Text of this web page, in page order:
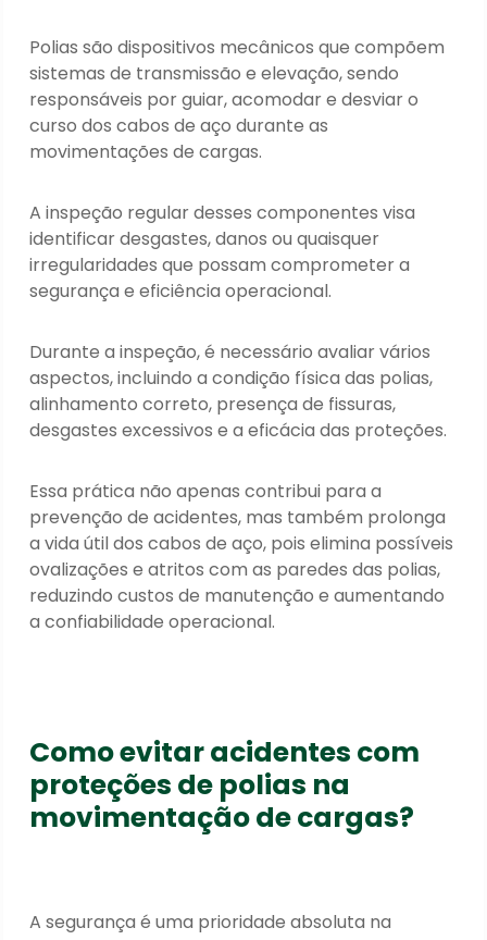
Polias são dispositivos mecânicos que compõem
sistemas de transmissão e elevação, sendo
responsáveis por guiar, acomodar e desviar o
curso dos cabos de aço durante as
movimentações de cargas.
A inspeção regular desses componentes visa
identificar desgastes, danos ou quaisquer
irregularidades que possam comprometer a
segurança e eficiência operacional.
Durante a inspeção, é necessário avaliar vários
aspectos, incluindo a condição física das polias,
alinhamento correto, presença de fissuras,
desgastes excessivos e a eficácia das proteções.
Essa prática não apenas contribui para a
prevenção de acidentes, mas também prolonga
a vida útil dos cabos de aço, pois elimina possíveis
ovalizações e atritos com as paredes das polias,
reduzindo custos de manutenção e aumentando
a confiabilidade operacional.
Como evitar acidentes com
proteções de polias na
movimentação de cargas?
A segurança é uma prioridade absoluta na